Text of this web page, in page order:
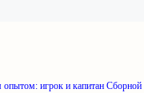
игрок и капитан